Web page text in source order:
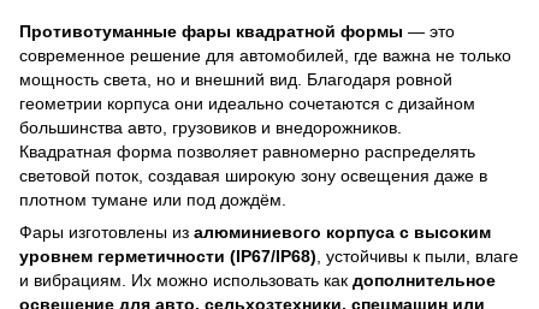
Противотуманные фары квадратной формы — это
современное решение для автомобилей, где важна не только
мощность света, но и внешний вид. Благодаря ровной
геометрии корпуса они идеально сочетаются с дизайном
большинства авто, грузовиков и внедорожников.
Квадратная форма позволяет равномерно распределять
световой поток, создавая широкую зону освещения даже в
плотном тумане или под дождём.
Фары изготовлены из алюминиевого корпуса с высоким
уровнем герметичности (IP67/IP68) , устойчивы к пыли, влаге
и вибрациям. Их можно использовать как дополнительное
освещение для авто, сельхозтехники, спецмашин или